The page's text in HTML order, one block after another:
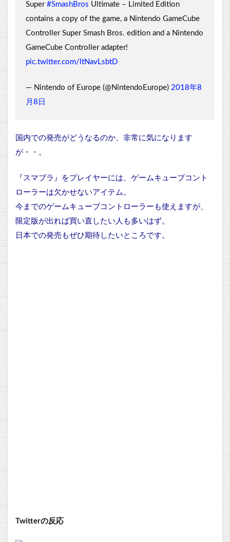
Super #SmashBros Ultimate – Limited Edition
contains a copy of the game, a Nintendo GameCube
Controller Super Smash Bros. edition and a Nintendo
GameCube Controller adapter!
pic.twitter.com/ltNavLsbtD
— Nintendo of Europe (@NintendoEurope) 2018年8
月8日
国内での発売がどうなるのか、非常に気になります
が・・。
『スマブラ』をプレイヤーには、ゲームキューブコント
ローラーは欠かせないアイテム。
今までのゲームキューブコントローラーも使えますが、
限定版が出れば買い直したい人も多いはず。
日本での発売もぜひ期待したいところです。
Twitterの反応